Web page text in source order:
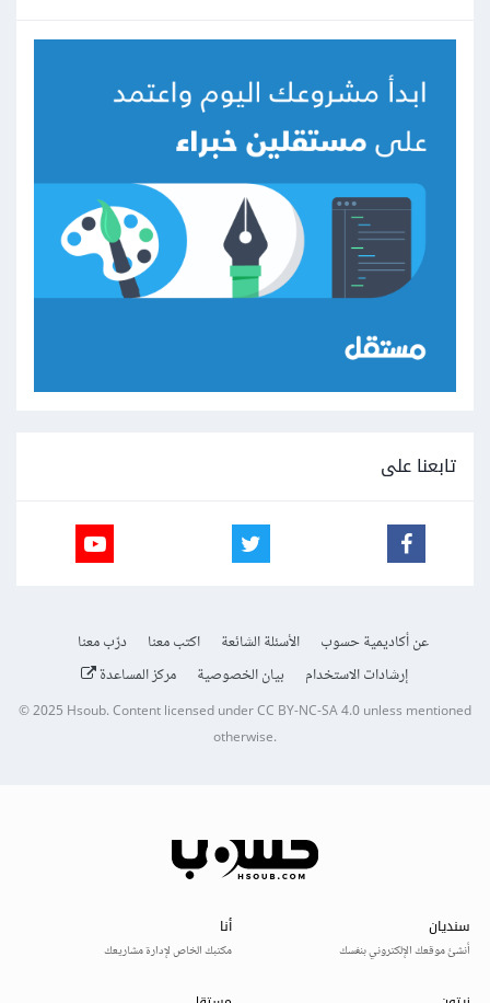
تابعنا على
عن أكاديمية حسوب الأسئلة الشائعة اكتب معنا
درّب معنا
إرشادات الاستخدام
بيان الخصوصية مركز المساعدة
© 2025Hsoub.Content licensed underCC BY-NC-SA 4.0unless mentioned
otherwise.